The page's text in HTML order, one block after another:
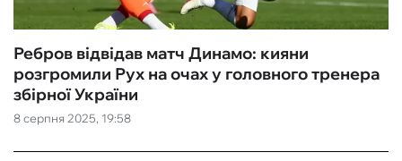
8 серпня 2025, 19:58
Ребров відвідав матч Динамо: кияни
розгромили Рух на очах у головного тренера
збірної України